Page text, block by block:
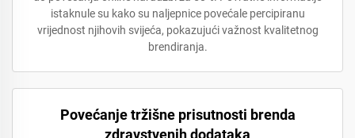
istaknule su kako su naljepnice povećale percipiranu
vrijednost njihovih svijeća, pokazujući važnost kvalitetnog
brendiranja.
Povećanje tržišne prisutnosti brenda
zdravstvenih dodataka